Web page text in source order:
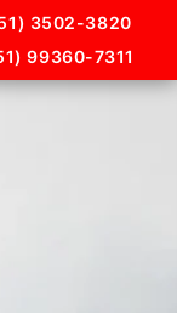
3502-3820
99360-7311